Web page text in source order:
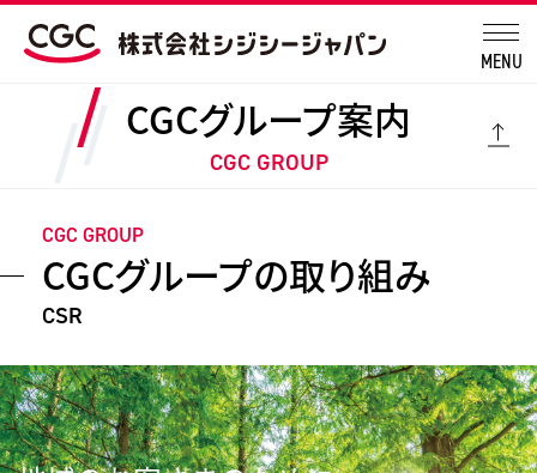
MENU
CGCグループ案内
CGC GROUP
CGC GROUP
CGCグループの取り組み
CSR